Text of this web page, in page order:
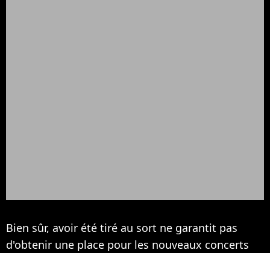
Bien sûr, avoir été tiré au sort ne garantit pas
d'obtenir une place pour les nouveaux concerts